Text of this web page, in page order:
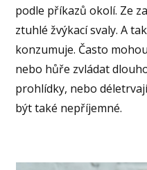
podle příkazů okolí. Ze
ztuhlé žvýkací svaly. A
konzumuje. Často
nebo hůře zvládat
prohlídky, nebo
být také nepříjemné.